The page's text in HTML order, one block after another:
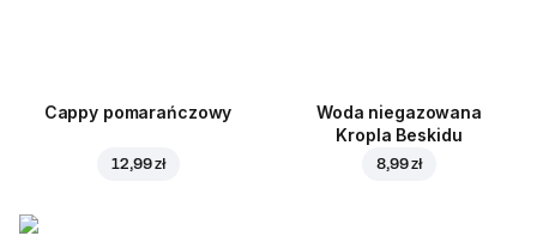
Cappy pomarańczowy
12,99 zł
Woda niegazowana
Kropla Beskidu
8,99 zł